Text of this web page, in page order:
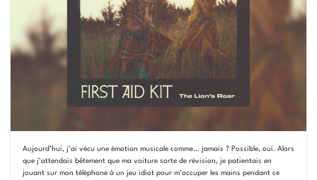
Aujourd’hui, j’ai vécu une émotion musicale comme… jamais ? Possible, oui. Alors
que j’attendais bêtement que ma voiture sorte de révision, je patientais en
jouant sur mon téléphone à un jeu idiot pour m’occuper les mains pendant ce